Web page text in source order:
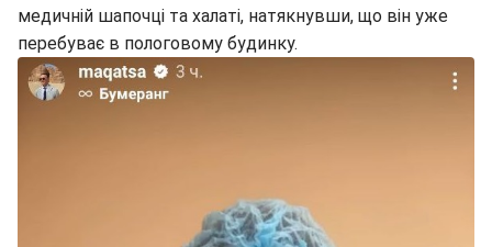
медичній шапочці та халаті, натякнувши, що він уже
перебуває в пологовому будинку.